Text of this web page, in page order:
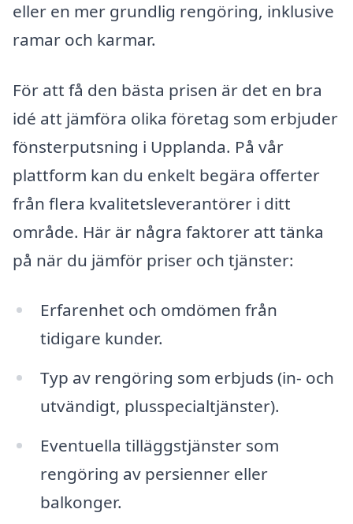
eller en mer grundlig rengöring, inklusive
ramar och karmar.
För att få den bästa prisen är det en bra
idé att jämföra olika företag som erbjuder
fönsterputsning i Upplanda. På vår
plattform kan du enkelt begära offerter
från flera kvalitetsleverantörer i ditt
område. Här är några faktorer att tänka
på när du jämför priser och tjänster:
Erfarenhet och omdömen från
tidigare kunder.
Typ av rengöring som erbjuds (in- och
utvändigt, plusspecialtjänster).
Eventuella tilläggstjänster som
rengöring av persienner eller
balkonger.